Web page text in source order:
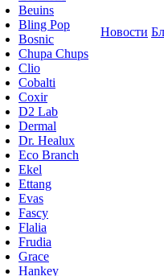
Beuins
Bling Pop
Bosnic
Chupa Chups
Clio
Cobalti
Coxir
D2 Lab
Dermal
Dr. Healux
Eco Branch
Ekel
Ettang
Evas
Fascy
Flalia
Frudia
Grace
Hankey
Новости